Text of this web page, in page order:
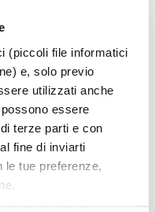
(piccoli file informatici
e, solo previo
utilizzati anche
essere
terze parti e con
fine di inviarti
tue preferenze,
percorso. Affiancare il
di artisti già affermati,
presente e futuro”, ha